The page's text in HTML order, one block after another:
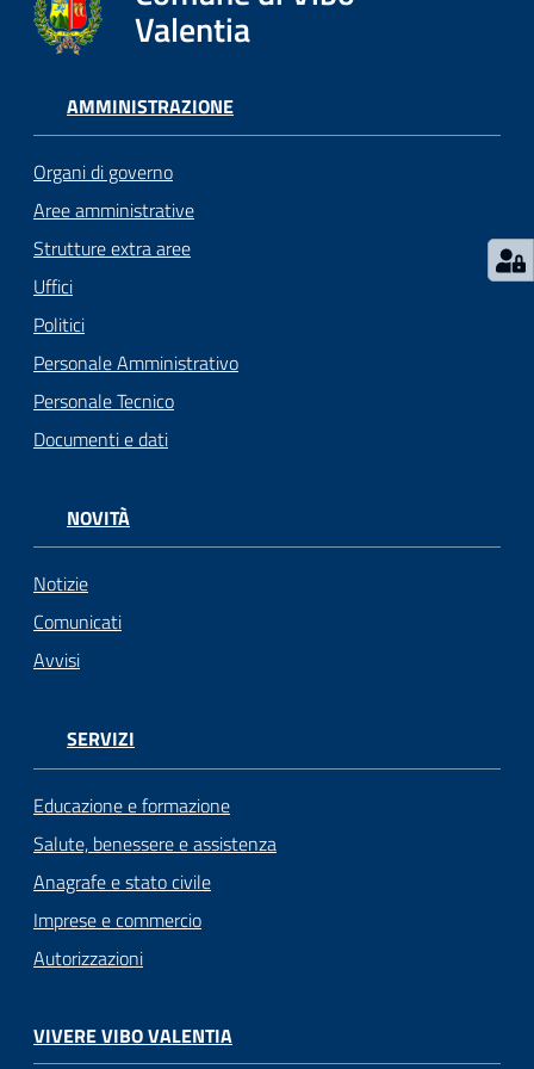
argomenti...
Seguici
su
Valentia
AMMINISTRAZIONE
Organi di governo
Aree amministrative
Strutture extra aree
Uffici
Politici
Personale Amministrativo
Personale Tecnico
Documenti e dati
NOVITÀ
Notizie
Comunicati
Avvisi
SERVIZI
Educazione e formazione
Salute, benessere e assistenza
Anagrafe e stato civile
Imprese e commercio
Autorizzazioni
VIVERE VIBO VALENTIA